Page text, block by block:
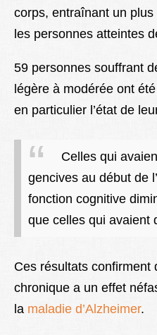
corps, entraînant un
les personnes atteintes
59 personnes souffrant
légère à modérée ont
en particulier l’état de
Celles qui
gencives au début de
fonction cognitive
que celles qui avaient
Ces résultats confirment
chronique a un effet
la maladie d’Alzheimer.